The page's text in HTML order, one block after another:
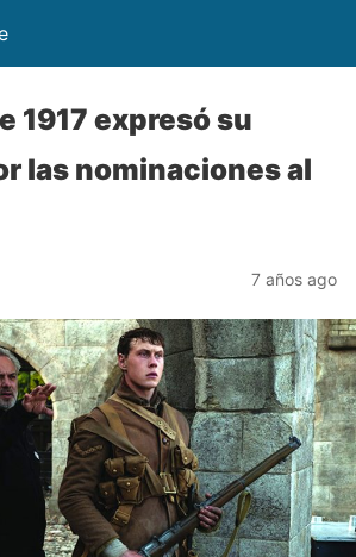
1917 expresó su
las nominaciones al
7 años ago